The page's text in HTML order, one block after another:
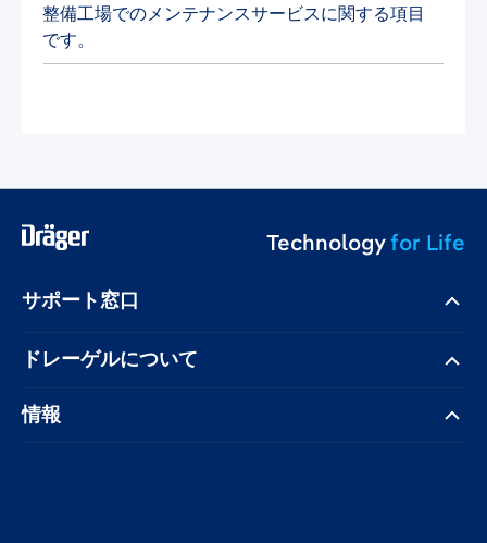
整備工場でのメンテナンスサービスに関する項目
です。
Technologyfor Life
サポート窓口
ドレーゲル​について
情報